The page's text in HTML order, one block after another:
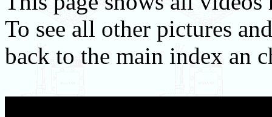
To see all other pictures
back to the main index an